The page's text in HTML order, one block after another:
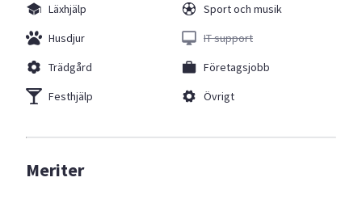
Läxhjälp
Husdjur
Trädgård
Festhjälp
Sport och musik
IT support
Företagsjobb
Övrigt
Meriter